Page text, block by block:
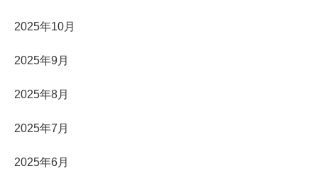
2025年10月
2025年9月
2025年8月
2025年7月
2025年6月